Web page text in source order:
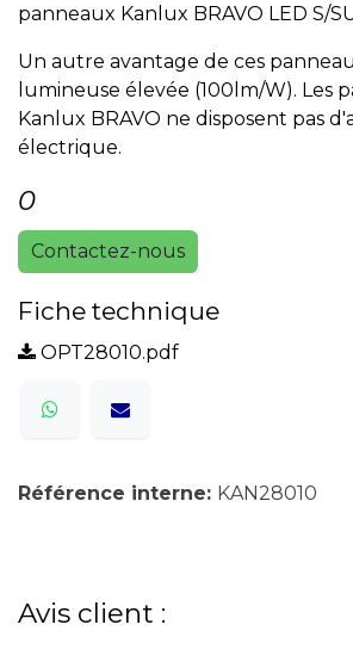
panneaux Kanlux BRAVO LED S/
Un autre avantage de ces
lumineuse élevée (100lm/W). Les
Kanlux BRAVO ne disposent pas
électrique.
0
Contactez-nous
Fiche technique
OPT28010.pdf
Référence interne: KAN28010
Avis client :